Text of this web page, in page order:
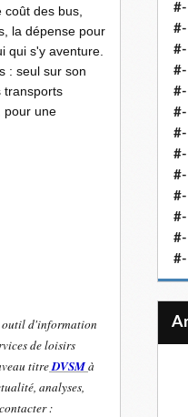
des bus,
la dépense pour
qui s'y aventure.
: seul sur son
transports
pour une
outil d'information
de loisirs
titreDVSMà
analyses,
:
#-
#-
#-
#-
#-
#-
#-